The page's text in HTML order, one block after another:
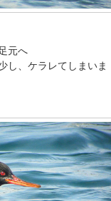
元へ
し、ケラレてしまいま